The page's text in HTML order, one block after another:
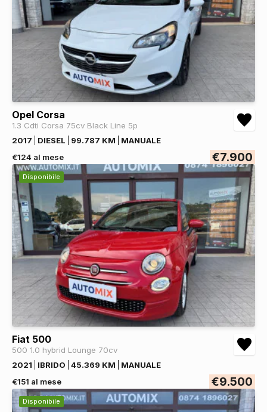
Opel Corsa
1.3 Cdti Corsa 75cv Black Line 5p
2017
DIESEL 99.787 KM
MANUALE
€124 al mese
€7.900
Disponibile
Fiat 500
500 1.0 hybrid Lounge 70cv
2021
IBRIDO 45.369 KM
MANUALE
€151 al mese
€9.500
Disponibile